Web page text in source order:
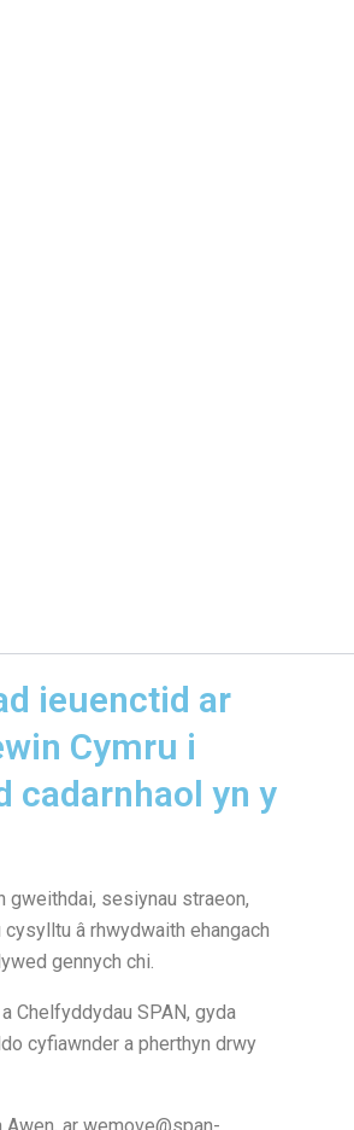
ieuenctid ar
Cymru i
cadarnhaol yn y
gweithdai, sesiynau straeon,
â rhwydwaith ehangach
gennych chi.
Chelfyddydau SPAN, gyda
cyfiawnder a pherthyn drwy